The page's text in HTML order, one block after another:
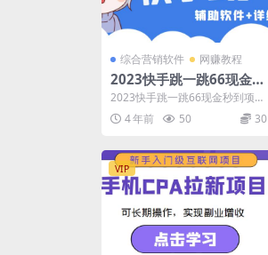
综合营销软件 网赚教程
2023快手跳一跳66现金秒
到项目安卓辅助脚本【软
件+全套教程视频】
2023快手跳一跳66现金秒到项目
安卓辅助脚本【软件+全套教程视
频】 项目原理:...
4 年前 50 30
VIP